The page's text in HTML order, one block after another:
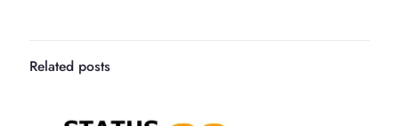
Related posts